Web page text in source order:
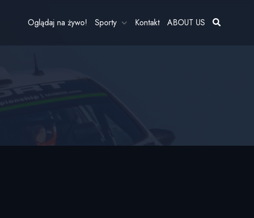
Oglądaj na żywo! Sporty Kontakt ABOUT US